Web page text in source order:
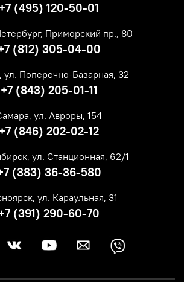
+7 (495) 120-50-01
Приморский пр., 80
(812) 305-04-00
ул. Поперечно-Базарная, 32
+7 (843) 205-01-11
ул. Авроры, 154
+7 (846) 202-02-12
ул. Станционная, 62/1
(383) 36-36-580
ул. Караульная, 31
(391) 290-60-70